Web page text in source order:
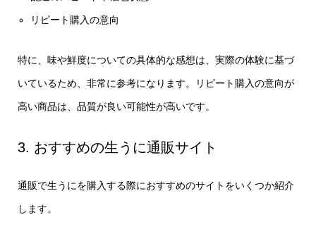
リピート購入の意向
特に、味や鮮度についての具体的な感想は、実際の体験に基づ
いているため、非常に参考になります。リピート購入の意向が
高い商品は、品質が良い可能性が高いです。
3. おすすめの生うに通販サイト
通販で生うにを購入する際におすすめのサイトをいくつか紹介
します。